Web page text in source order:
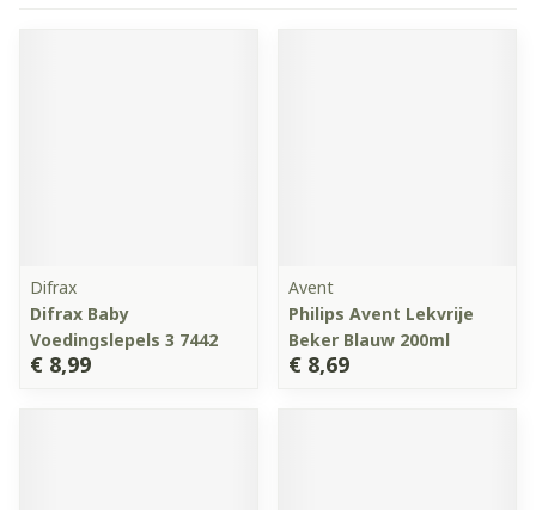
Difrax
Difrax Baby
Voedingslepels 3 7442
€ 8,99
Avent
Philips Avent Lekvrije
Beker Blauw 200ml
€ 8,69